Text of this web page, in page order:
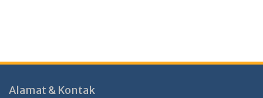
Alamat & Kontak